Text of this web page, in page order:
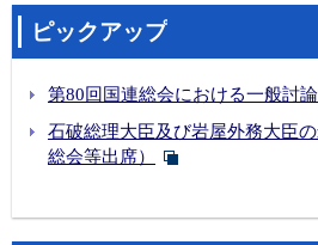
ピックアップ
第80回国連総会における一般討
石破総理大臣及び岩屋外務大臣
総会等出席）